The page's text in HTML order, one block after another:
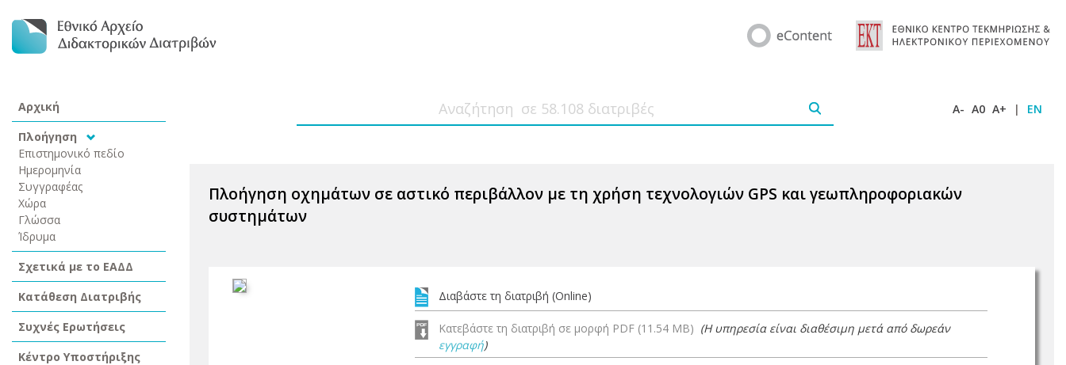
Αρχική
Πλοήγηση
Επιστημονικό πεδίο
Ημερομηνία
Συγγραφέας
Χώρα
Γλώσσα
Ίδρυμα
Σχετικά με το ΕΑΔΔ
Κατάθεση Διατριβής
Συχνές Ερωτήσεις
Κέντρο Υποστήριξης
A- A0 A+ | EN
Πλοήγηση οχημάτων σε αστικό περιβάλλον με τη χρήση τεχνολογιών GPS και γεωπληροφοριακών
συστημάτων
Διαβάστε τη διατριβή (Online)
Κατεβάστε τη διατριβή σε μορφή PDF (11.54 MB) (Η υπηρεσία είναι διαθέσιμη μετά από δωρεάν
εγγραφή)